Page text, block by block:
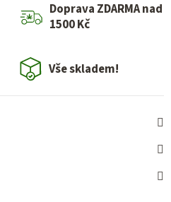
Doprava ZDARMA nad
1500 Kč
Vše skladem!